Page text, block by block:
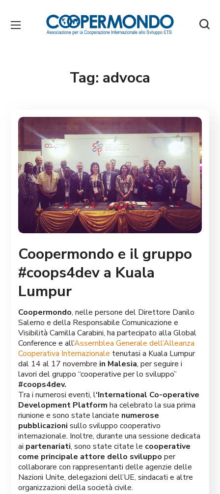
Tag: advoca
Coopermondo e il gruppo
#coops4dev a Kuala
Lumpur
Coopermondo, nelle persone del Direttore Danilo
Salerno e della Responsabile Comunicazione e
Visibilità Camilla Carabini, ha partecipato alla Global
Conference e all’Assemblea Generale dell’Alleanza
Cooperativa Internazionale tenutasi a Kuala Lumpur
dal 14 al 17 novembre in Malesia, per seguire i
lavori del gruppo “cooperative per lo sviluppo”
#coops4dev.
Tra i numerosi eventi, l‘International Co-operative
Development Platform ha celebrato la sua prima
riunione e sono state lanciate numerose
pubblicazioni sullo sviluppo cooperativo
internazionale. Inoltre, durante una sessione dedicata
ai partenariati, sono state citate le cooperative
come principale attore dello sviluppo per
collaborare con rappresentanti delle agenzie delle
Nazioni Unite, delegazioni dell’UE, sindacati e altre
organizzazioni della società civile.